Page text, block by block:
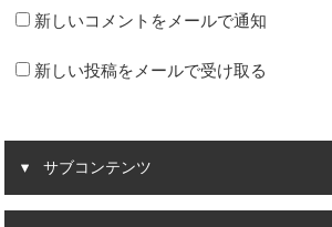
新しいコメントをメールで通知
新しい投稿をメールで受け取る
サブコンテンツ